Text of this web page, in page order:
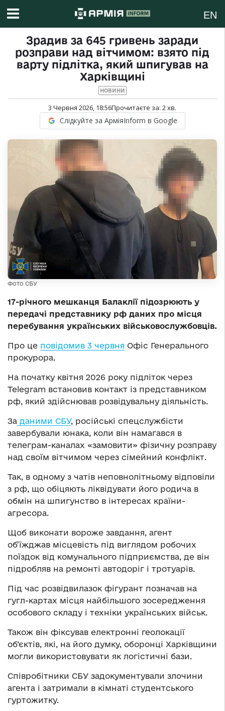
EN
Зрадив за 645 гривень заради
розправи над вітчимом: взято під
варту підлітка, який шпигував на
Харківщині
НОВИНИ
3 Червня 2026, 18:56Прочитаєте за: 2хв.
Слідкуйте за АрміяInform в Google
Фото СБУ
17-річного мешканця Балаклії підозрюють у
передачі представнику рф даних про місця
перебування українських військовослужбовців.
Про це повідомив 3 червня Офіс Генерального
прокурора.
На початку квітня 2026 року підліток через
Telegram встановив контакт із представником
рф, який здійснював розвідувальну діяльність.
За даними СБУ, російські спецслужбісти
завербували юнака, коли він намагався в
телеграм-каналах «замовити» фізичну розправу
над своїм вітчимом через сімейний конфлікт.
Так, в одному з чатів неповнолітньому відповіли
з рф, що обіцяють ліквідувати його родича в
обмін на шпигунство в інтересах країни-
агресора.
Щоб виконати вороже завдання, агент
об’їжджав місцевість під виглядом робочих
поїздок від комунального підприємства, де він
підробляв на ремонті автодоріг і тротуарів.
Під час розвідвилазок фігурант позначав на
гугл-картах місця найбільшого зосередження
особового складу і техніки українських військ.
Також він фіксував електронні геолокації
об’єктів, які, на його думку, оборонці Харківщини
могли використовувати як логістичні бази.
Співробітники СБУ задокументували злочини
агента і затримали в кімнаті студентського
гуртожитку.